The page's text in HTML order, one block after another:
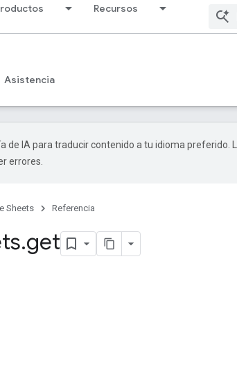
Recursos
Asistencia
de IA para traducir contenido a tu idioma preferido.
errores.
Sheets Referencia
.get